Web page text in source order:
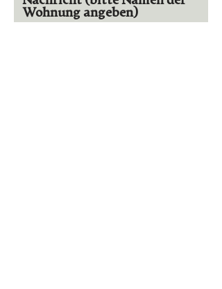
Wohnung angeben)